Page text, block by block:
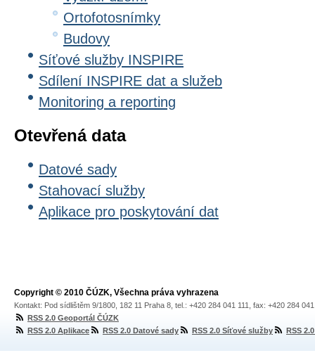
Ortofotosnímky
Budovy
Síťové služby INSPIRE
Sdílení INSPIRE dat a služeb
Monitoring a reporting
Otevřená data
Datové sady
Stahovací služby
Aplikace pro poskytování dat
Copyright © 2010 ČÚZK, Všechna práva vyhrazena
Kontakt: Pod sídlištěm 9/1800, 182 11 Praha 8, tel.: +420 284 041 111, fax: +420 284
RSS 2.0 Geoportál ČÚZK
RSS 2.0 Aplikace
RSS 2.0 Datové sady RSS 2.0 Síťové služby RSS